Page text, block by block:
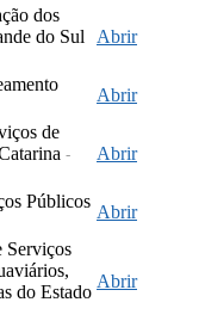
dos
do Sul
Abrir
Abrir
de
-
Abrir
Públicos
Abrir
Serviços
do Estado
Abrir